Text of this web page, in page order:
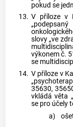
pokud se
13. V příloze v
slovy „ve
výkonem č.
se
14. V příloze v
35630,
vkládá věta
se pro účely
a)